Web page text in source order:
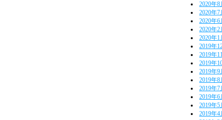
2020年8
2020年7
2020年6
2020年2
2020年1
2019年
2019年
2019年
2019年9
2019年8
2019年7
2019年6
2019年5
2019年4